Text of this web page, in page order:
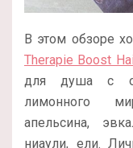
В этом обзоре
Therapie Boost
для душа с
лимонного
апельсина,
ниаули, ели.